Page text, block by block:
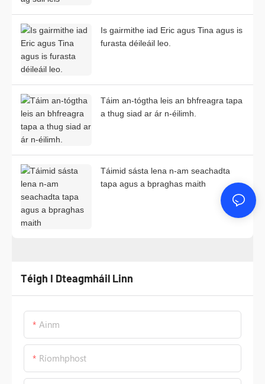
Is gairmithe iad Eric agus Tina agus is
furasta déileáil leo.
Táim an-tógtha leis an bhfreagra tapa
a thug siad ar ár n-éilimh.
Táimid sásta lena n-am seachadta
tapa agus a bpraghas maith
Téigh I Dteagmháil Linn
Ainm
Ríomhphost